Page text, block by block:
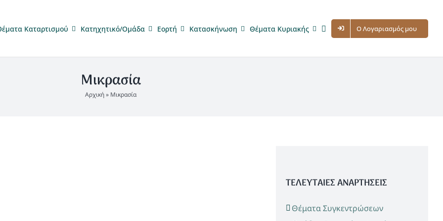
Καταρτισμού Κατηχητικό/Ομάδα Eορτή Κατασκήνωση Θέματα Κυριακής Ο Λογαριασμός μου
Μικρασία
Αρχική» Μικρασία
ΤΕΛΕΥΤΑΙΕΣ ΑΝΑΡΤΗΣΕΙΣ
Θέματα Συγκεντρώσεων